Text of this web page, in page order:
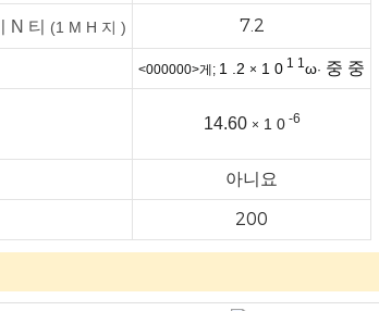
N 티 (1 M H 지 ) 7.2
<000000>게; 1 .2 × 1 0 1 1 ω· 중 중
14.60 × 1 0 -6
아니요
200